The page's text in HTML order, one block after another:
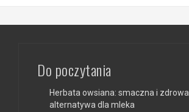
Do poczytania
Herbata owsiana: smaczna i zdrowa
alternatywa dla mleka